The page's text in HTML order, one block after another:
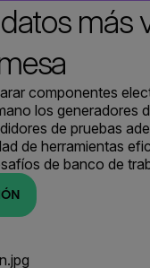
más
componentes
los generadores
de pruebas
de herramientas
de banco de